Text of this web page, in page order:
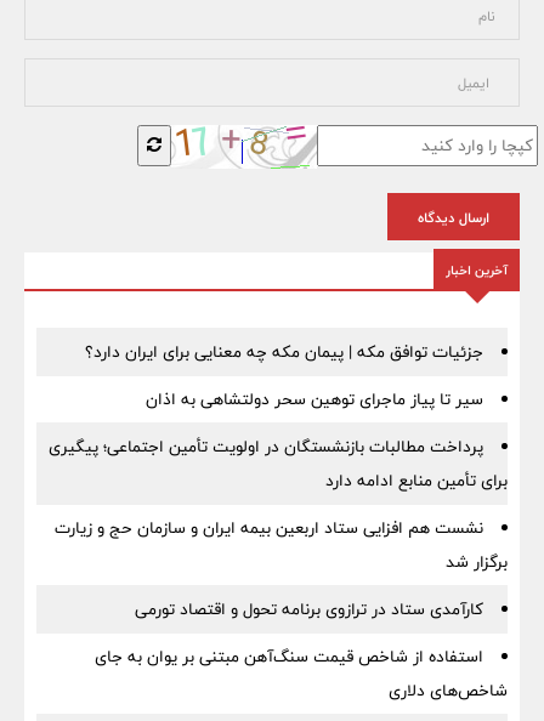
ارسال دیدگاه
آخرین اخبار
جزئیات توافق مکه | پیمان مکه چه معنایی برای ایران دارد؟
سیر تا پیاز ماجرای توهین سحر دولتشاهی به اذان
پرداخت مطالبات بازنشستگان در اولویت تأمین اجتماعی؛ پیگیری
برای تأمین منابع ادامه دارد
نشست هم افزایی ستاد اربعین بیمه ایران و سازمان حج و زیارت
برگزار شد
کارآمدی ستاد در ترازوی برنامه تحول و اقتصاد تورمی
استفاده از شاخص قیمت سنگ‌آهن مبتنی بر یوان به جای
شاخص‌های دلاری